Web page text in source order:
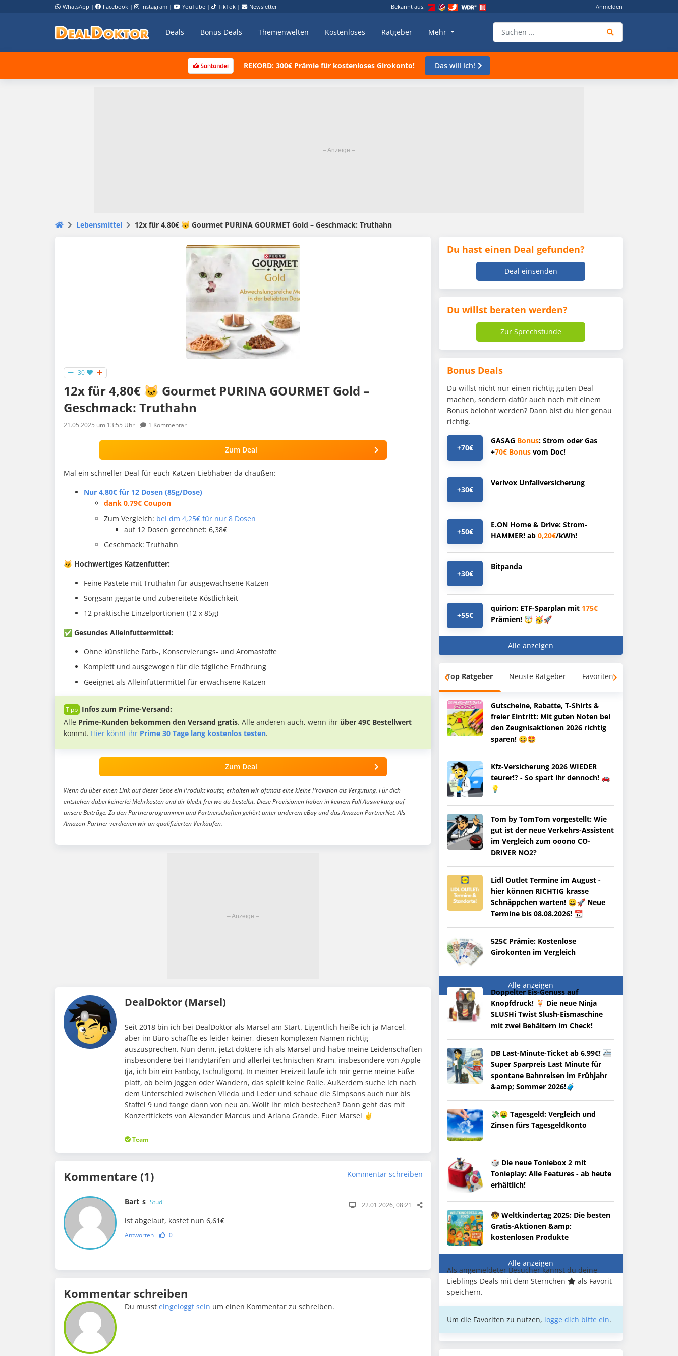
WhatsApp | Facebook | Instagram | YouTube | TikTok | Newsletter Bekannt aus: Anmelden
Deals Bonus Deals Themenwelten Kostenloses Ratgeber Mehr
REKORD: 300€ Prämie für kostenloses Girokonto! Das will ich!
Lebensmittel 12x für 4,80€ 🐱 Gourmet PURINA GOURMET Gold – Geschmack: Truthahn
30
12x für 4,80€ 🐱 Gourmet PURINA GOURMET Gold –
Geschmack: Truthahn
21.05.2025 um 13:55 Uhr 1 Kommentar
Zum Deal
Mal ein schneller Deal für euch Katzen-Liebhaber da draußen:
Nur 4,80€ für 12 Dosen (85g/Dose)
dank 0,79€ Coupon
Zum Vergleich: bei dm 4,25€ für nur 8 Dosen
auf 12 Dosen gerechnet: 6,38€
Geschmack: Truthahn
🐱 Hochwertiges Katzenfutter:
Feine Pastete mit Truthahn für ausgewachsene Katzen
Sorgsam gegarte und zubereitete Köstlichkeit
12 praktische Einzelportionen (12 x 85g)
✅ Gesundes Alleinfuttermittel:
Ohne künstliche Farb-, Konservierungs- und Aromastoffe
Komplett und ausgewogen für die tägliche Ernährung
Geeignet als Alleinfuttermittel für erwachsene Katzen
Infos zum Prime-Versand:
Alle Prime-Kunden bekommen den Versand gratis. Alle anderen auch, wenn ihr über 49€ Bestellwert
kommt. Hier könnt ihr Prime 30 Tage lang kostenlos testen.
Zum Deal
Wenn du über einen Link auf dieser Seite ein Produkt kaufst, erhalten wir oftmals eine kleine Provision als Vergütung. Für dich
entstehen dabei keinerlei Mehrkosten und dir bleibt frei wo du bestellst. Diese Provisionen haben in keinem Fall Auswirkung auf
unsere Beiträge. Zu den Partnerprogrammen und Partnerschaften gehört unter anderem eBay und das Amazon PartnerNet. Als
Amazon-Partner verdienen wir an qualifizierten Verkäufen.
DealDoktor (Marsel)
Seit 2018 bin ich bei DealDoktor als Marsel am Start. Eigentlich heiße ich ja Marcel,
aber im Büro schaffte es leider keiner, diesen komplexen Namen richtig
auszusprechen. Nun denn, jetzt doktere ich als Marsel und habe meine Leidenschaften
insbesondere bei Handytarifen und allerlei technischen Kram, insbesondere von Apple
(ja, ich bin ein Fanboy, tschuligom). In meiner Freizeit laufe ich mir gerne meine Füße
platt, ob beim Joggen oder Wandern, das spielt keine Rolle. Außerdem suche ich nach
dem Unterschied zwischen Vileda und Leder und schaue die Simpsons auch nur bis
Staffel 9 und fange dann von neu an. Wollt ihr mich bestechen? Dann geht das mit
Konzerttickets von Alexander Marcus und Ariana Grande. Euer Marsel ✌️
Team
Kommentare (1) Kommentar schreiben
Bart_s Studi 22.01.2026, 08:21
ist abgelauf, kostet nun 6,61€
Antworten 0
Kommentar schreiben
Du mussteingeloggt sein um einen Kommentar zu schreiben.
Du hast einen Deal gefunden?
Deal einsenden
Du willst beraten werden?
Zur Sprechstunde
Bonus Deals
Du willst nicht nur einen richtig guten Deal
machen, sondern dafür auch noch mit einem
Bonus belohnt werden? Dann bist du hier genau
richtig.
+70€
GASAG Bonus: Strom oder Gas
+70€ Bonus vom Doc!
+30€
Verivox Unfallversicherung
+50€
E.ON Home & Drive: Strom-
HAMMER! ab 0,20€/kWh!
+30€
Bitpanda
+55€
quirion: ETF-Sparplan mit 175€
Prämien! 🤯 🥳🚀
Alle anzeigen
Top Ratgeber Neuste Ratgeber Favoriten
Gutscheine, Rabatte, T-Shirts &
freier Eintritt: Mit guten Noten bei
den Zeugnisaktionen 2026 richtig
sparen! 😀🤩
Kfz-Versicherung 2026 WIEDER
teurer!? - So spart ihr dennoch! 🚗
💡
Tom by TomTom vorgestellt: Wie
gut ist der neue Verkehrs-Assistent
im Vergleich zum ooono CO-
DRIVER NO2?
Lidl Outlet Termine im August -
hier können RICHTIG krasse
Schnäppchen warten! 😀🚀 Neue
Termine bis 08.08.2026! 📆
525€ Prämie: Kostenlose
Girokonten im Vergleich
Alle anzeigen
Doppelter Eis-Genuss auf
Knopfdruck! 🍹 Die neue Ninja
SLUSHi Twist Slush-Eismaschine
mit zwei Behältern im Check!
DB Last-Minute-Ticket ab 6,99€! 🚈
Super Sparpreis Last Minute für
spontane Bahnreisen im Frühjahr
&amp; Sommer 2026!🧳
💸🤑 Tagesgeld: Vergleich und
Zinsen fürs Tagesgeldkonto
🎲 Die neue Toniebox 2 mit
Tonieplay: Alle Features - ab heute
erhältlich!
🧒 Weltkindertag 2025: Die besten
Gratis-Aktionen &amp;
kostenlosen Produkte
Alle anzeigen
Als angemeldeter Besucher kannst du deine
Lieblings-Deals mit dem Sternchen
als Favorit
speichern.
Um die Favoriten zu nutzen, logge dich bitte ein.